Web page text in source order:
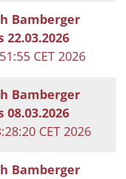
Bamberger
22.03.2026
CET 2026
Bamberger
08.03.2026
CET 2026
Bamberger